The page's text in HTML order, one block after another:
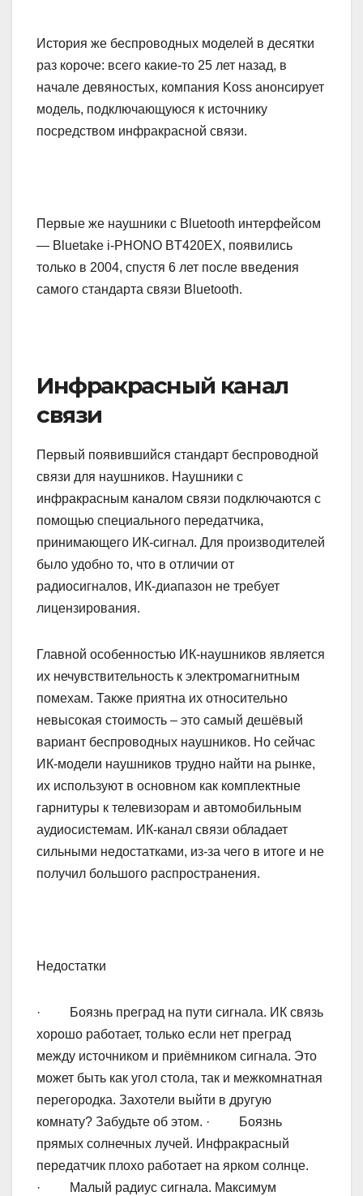
История же беспроводных моделей в десятки
раз короче: всего какие-то 25 лет назад, в
начале девяностых, компания Koss анонсирует
модель, подключающуюся к источнику
посредством инфракрасной связи.
Первые же наушники с Bluetooth интерфейсом
— Bluetake i-PHONO BT420EX, появились
только в 2004, спустя 6 лет после введения
самого стандарта связи Bluetooth.
Инфракрасный канал
связи
Первый появившийся стандарт беспроводной
связи для наушников. Наушники с
инфракрасным каналом связи подключаются с
помощью специального передатчика,
принимающего ИК-сигнал. Для производителей
было удобно то, что в отличии от
радиосигналов, ИК-диапазон не требует
лицензирования.
Главной особенностью ИК-наушников является
их нечувствительность к электромагнитным
помехам. Также приятна их относительно
невысокая стоимость – это самый дешёвый
вариант беспроводных наушников. Но сейчас
ИК-модели наушников трудно найти на рынке,
их используют в основном как комплектные
гарнитуры к телевизорам и автомобильным
аудиосистемам. ИК-канал связи обладает
сильными недостатками, из-за чего в итоге и не
получил большого распространения.
Недостатки
· Боязнь преград на пути сигнала. ИК связь
хорошо работает, только если нет преград
между источником и приёмником сигнала. Это
может быть как угол стола, так и межкомнатная
перегородка. Захотели выйти в другую
комнату? Забудьте об этом. · Боязнь
прямых солнечных лучей. Инфракрасный
передатчик плохо работает на ярком солнце.
· Малый радиус сигнала. Максимум